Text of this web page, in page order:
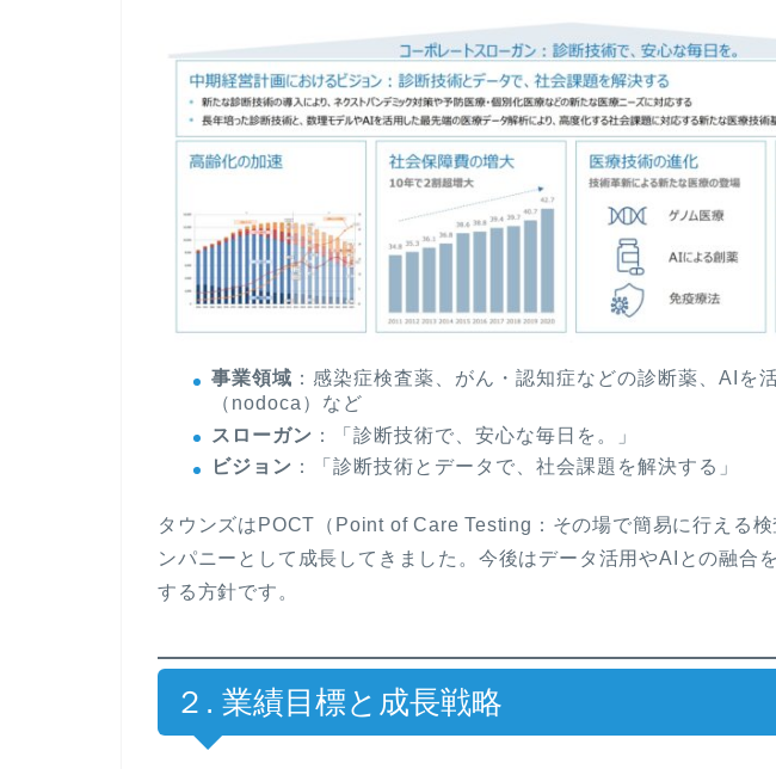
事業領域 ：感染症検査薬、がん・認知症などの診断薬、AIを
（nodoca）など
スローガン ：「診断技術で、安心な毎日を。」
ビジョン ：「診断技術とデータで、社会課題を解決する」
タウンズはPOCT（Point of Care Testing：その場で簡易に行える
ンパニーとして成長してきました。今後はデータ活用やAIとの融合
する方針です。
２. 業績目標と成長戦略